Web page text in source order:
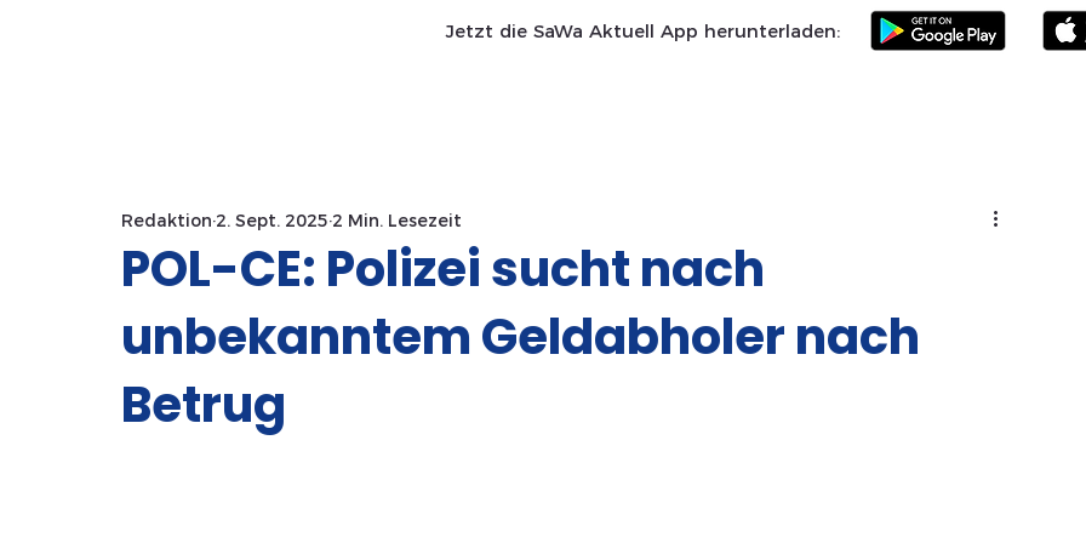
Jetzt die SaWa Aktuell App herunterladen:
POL-CE: Polizei sucht nach
unbekanntem Geldabholer nach
Betrug
Redaktion 2. Sept. 2025 2 Min. Lesezeit